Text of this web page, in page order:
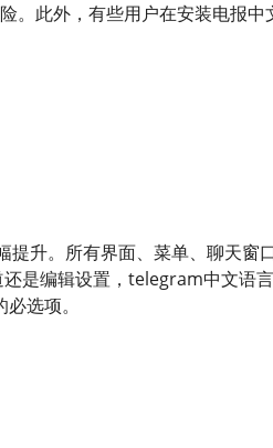
。此外，有些用户在安装电报中
升。所有界面、菜单、聊天窗
是编辑设置，telegram中文语
选项。